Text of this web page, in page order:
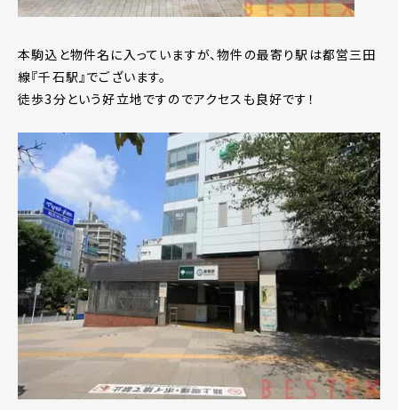
本駒込と物件名に入っていますが、物件の最寄り駅は都営三田
線『千石駅』でございます。
徒歩3分という好立地ですのでアクセスも良好です！